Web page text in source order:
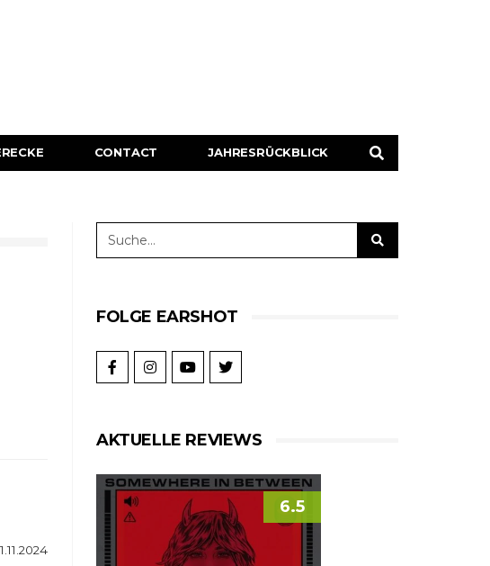
CONTACT JAHRESRÜCKBLICK
FOLGE EARSHOT
AKTUELLE REVIEWS
6.5